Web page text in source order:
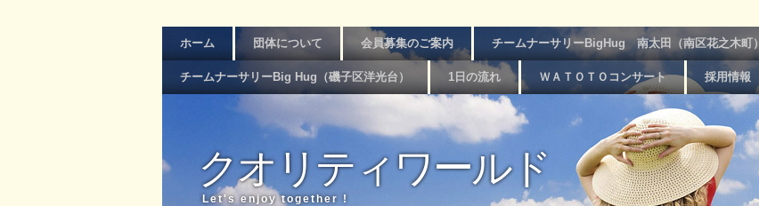
ホーム 団体について 会員募集のご案内 チームナーサリーBigHug 南太田（南区花之木町）
チームナーサリーBig Hug（磯子区洋光台） 1日の流れ ＷＡＴＯＴＯコンサート 採用情報
クオリティワールド
Let's enjoy together !